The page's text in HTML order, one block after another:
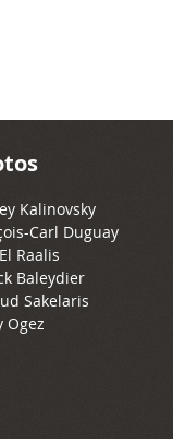
Kalinovsky
Carl Duguay
Raalis
Baleydier
Sakelaris
Ogez